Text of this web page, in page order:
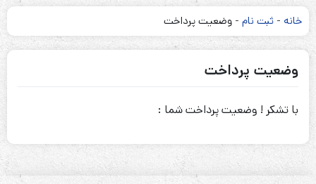
خانه - ثبت نام - وضعیت پرداخت
وضعیت پرداخت
با تشکر ! وضعیت پرداخت شما :